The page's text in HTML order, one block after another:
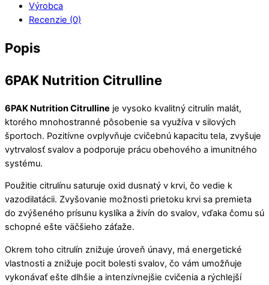
Výrobca
Recenzie (0)
Popis
6PAK Nutrition Citrulline
6PAK Nutrition Citrulline je vysoko kvalitný citrulín malát,
ktorého mnohostranné pôsobenie sa využíva v silových
športoch. Pozitívne ovplyvňuje cvičebnú kapacitu tela, zvyšuje
vytrvalosť svalov a podporuje prácu obehového a imunitného
systému.
Použitie citrulínu saturuje oxid dusnatý v krvi, čo vedie k
vazodilatácii. Zvyšovanie možnosti prietoku krvi sa premieta
do zvýšeného prísunu kyslíka a živín do svalov, vďaka čomu sú
schopné ešte väčšieho záťaže.
Okrem toho citrulín znižuje úroveň únavy, má energetické
vlastnosti a znižuje pocit bolesti svalov, čo vám umožňuje
vykonávať ešte dlhšie a intenzívnejšie cvičenia a rýchlejší